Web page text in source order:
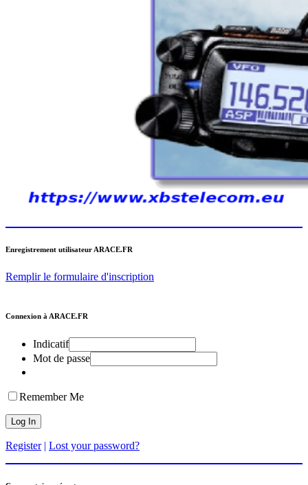
Enregistrement utilisateur ARACE.FR
Remplir le formulaire d'inscription
Connexion à ARACE.FR
Indicatif
Mot de passe
Remember Me
Register| Lost your password?